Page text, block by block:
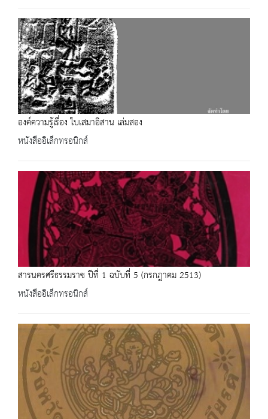
องค์ความรู้เรื่อง ใบเสมาอิสาน เล่มสอง
หนังสืออิเล็กทรอนิกส์
สารนครศรีธรรมราช ปีที่ 1 ฉบับที่ 5 (กรกฎาคม 2513)
หนังสืออิเล็กทรอนิกส์